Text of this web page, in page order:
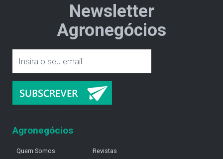
Newsletter
Agronegócios
Agronegócios
Quem Somos
Revistas